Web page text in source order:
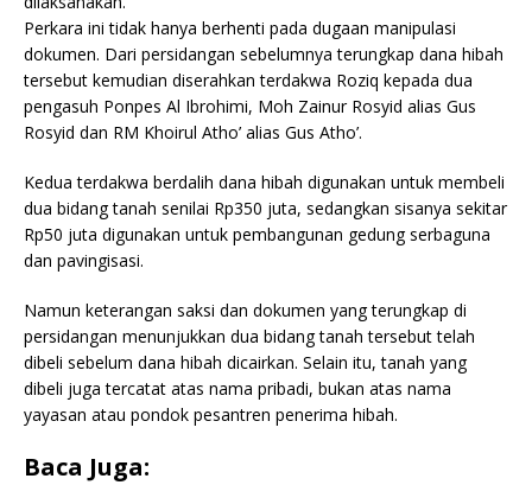
Perkara ini tidak hanya berhenti pada dugaan manipulasi
dokumen. Dari persidangan sebelumnya terungkap dana hibah
tersebut kemudian diserahkan terdakwa Roziq kepada dua
pengasuh Ponpes Al Ibrohimi, Moh Zainur Rosyid alias Gus
Rosyid dan RM Khoirul Atho’ alias Gus Atho’.
Kedua terdakwa berdalih dana hibah digunakan untuk membeli
dua bidang tanah senilai Rp350 juta, sedangkan sisanya sekitar
Rp50 juta digunakan untuk pembangunan gedung serbaguna
dan pavingisasi.
Namun keterangan saksi dan dokumen yang terungkap di
persidangan menunjukkan dua bidang tanah tersebut telah
dibeli sebelum dana hibah dicairkan. Selain itu, tanah yang
dibeli juga tercatat atas nama pribadi, bukan atas nama
yayasan atau pondok pesantren penerima hibah.
Baca Juga: